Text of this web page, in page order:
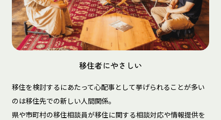
移住者にやさしい
移住を検討するにあたって心配事として挙げられることが多い
のは移住先での新しい人間関係。
県や市町村の移住相談員が移住に関する相談対応や情報提供を